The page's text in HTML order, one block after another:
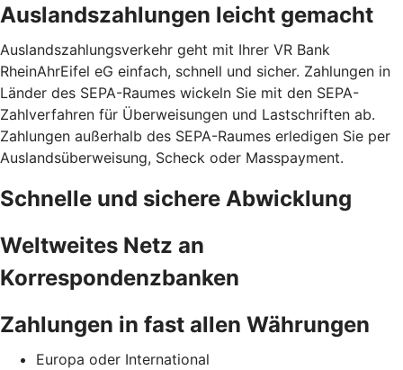
Auslandszahlungen leicht gemacht
Auslandszahlungsverkehr geht mit Ihrer VR Bank
RheinAhrEifel eG einfach, schnell und sicher. Zahlungen in
Länder des SEPA-Raumes wickeln Sie mit den SEPA-
Zahlverfahren für Überweisungen und Lastschriften ab.
Zahlungen außerhalb des SEPA-Raumes erledigen Sie per
Auslandsüberweisung, Scheck oder Masspayment.
Schnelle und sichere Abwicklung
Weltweites Netz an
Korrespondenzbanken
Zahlungen in fast allen Währungen
Europa oder International